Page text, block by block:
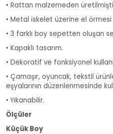
• Rattan malzemeden
• Metal iskelet üzerine el örmesi
• 3 farklı boy sepetten oluşan
• Kapaklı tasarım.
• Dekoratif ve fonksiyonel
• Çamaşır, oyuncak, tekstil
eşyalarının düzenlenmesinde
• Yıkanabilir.
Ölçüler
Küçük Boy